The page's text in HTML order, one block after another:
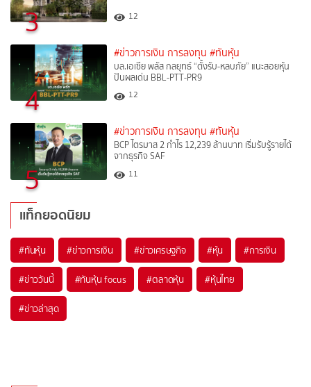
3 12
4
#ข่าวการเงิน การลงทุน #ทันหุ้น
บล.เอเซีย พลัส กลยุทธ์ “ตั้งรับ-หลบภัย” แนะสอยหุ้น
ปันผลเด่น BBL-PTT-PR9
12
5
#ข่าวการเงิน การลงทุน #ทันหุ้น
BCP ไตรมาส 2 กำไร 12,239 ล้านบาท เริ่มรับรู้รายได้
จากธุรกิจ SAF
11
แท็กยอดนิยม
#ทันหุ้น #ข่าวการเงิน #ข่าวเศรษฐกิจ #หุ้น #การเงิน
#ข่าววันนี้ #ทันหุ้น focus #ตลาดหุ้น #หุ้นไทย
#ข่าวล่าสุด